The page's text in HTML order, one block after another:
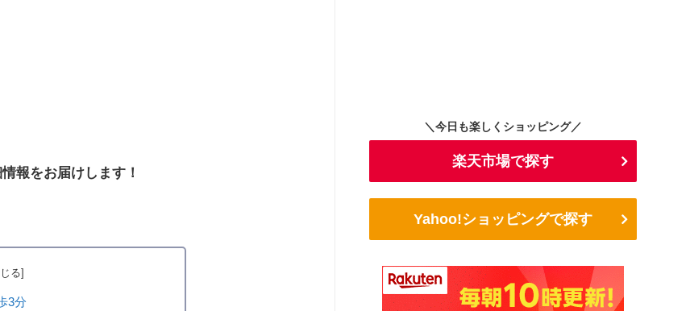
報をお届けします！
3分
＼今日も楽しくショッピング／
楽天市場で探す
Yahoo!ショッピングで探す